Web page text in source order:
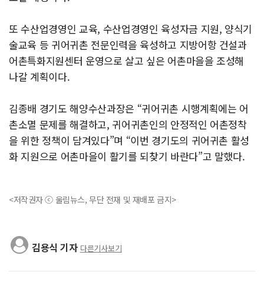
또 수산업경영인 교육, 수산업경영인 육성자금 지원, 양식기
술교육 등 귀어귀촌 전문인력을 육성하고 지방어항 건설과
어촌특화지원센터 운영으로 살고 싶은 어촌마을을 조성해
나갈 계획이다.
김종배 경기도 해양수산과장은 “귀어귀촌 시행계획에는 어
촌소멸 문제를 해결하고, 귀어귀촌인의 안정적인 어촌정착
을 위한 정책이 담겨있다”며 “이번 경기도의 귀어귀촌 활성
화 지원으로 어촌마을이 활기를 되찾기 바란다”고 말했다.
<저작권자 ⓒ 울림뉴스, 무단 전재 및 재배포 금지>
김용식 기자 다른기사보기